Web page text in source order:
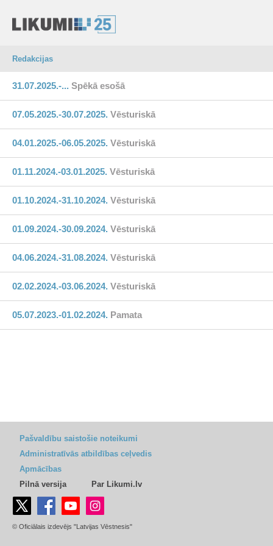
Redakcijas
31.07.2025.-... Spēkā esošā
07.05.2025.-30.07.2025. Vēsturiskā
04.01.2025.-06.05.2025. Vēsturiskā
01.11.2024.-03.01.2025. Vēsturiskā
01.10.2024.-31.10.2024. Vēsturiskā
01.09.2024.-30.09.2024. Vēsturiskā
04.06.2024.-31.08.2024. Vēsturiskā
02.02.2024.-03.06.2024. Vēsturiskā
05.07.2023.-01.02.2024. Pamata
Pašvaldību saistošie noteikumi
Administratīvās atbildības ceļvedis
Apmācības
Pilnā versija
Par Likumi.lv
© Oficiālais izdevējs "Latvijas Vēstnesis"